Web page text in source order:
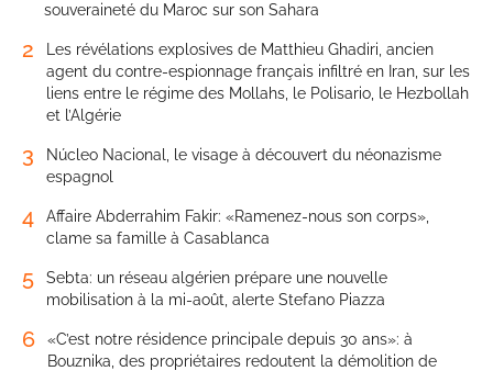
souveraineté du Maroc sur son Sahara
2
Les révélations explosives de Matthieu Ghadiri, ancien
agent du contre-espionnage français infiltré en Iran, sur les
liens entre le régime des Mollahs, le Polisario, le Hezbollah
et l’Algérie
3
Núcleo Nacional, le visage à découvert du néonazisme
espagnol
4
Affaire Abderrahim Fakir: «Ramenez-nous son corps»,
clame sa famille à Casablanca
5
Sebta: un réseau algérien prépare une nouvelle
mobilisation à la mi-août, alerte Stefano Piazza
6
«C’est notre résidence principale depuis 30 ans»: à
Bouznika, des propriétaires redoutent la démolition de